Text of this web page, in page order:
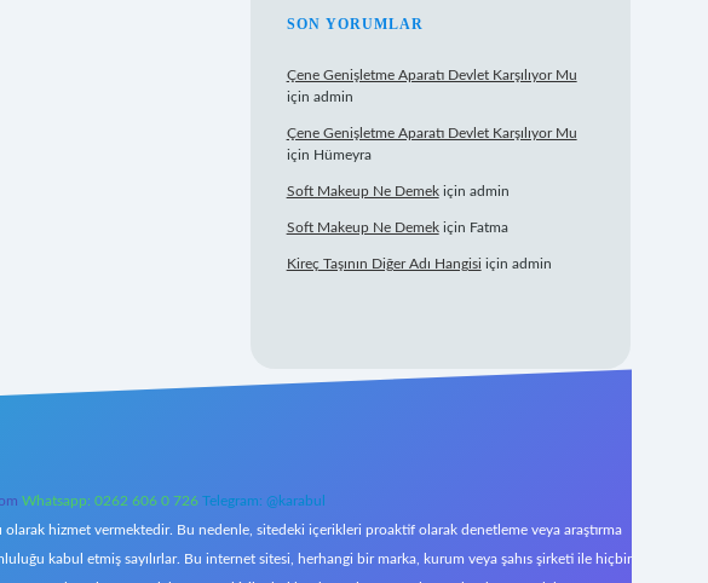
SON YORUMLAR
Çene Genişletme Aparatı Devlet Karşılıyor Mu
için admin
Çene Genişletme Aparatı Devlet Karşılıyor Mu
için Hümeyra
Soft Makeup Ne Demekiçin admin
Soft Makeup Ne Demekiçin Fatma
Kireç Taşının Diğer Adı Hangisi için admin
Whatsapp: 0262 606 0 726 Telegram: @karabul
hizmet vermektedir. Bu nedenle, sitedeki içerikleri proaktif olarak denetleme veya araştırma
kabul etmiş sayılırlar. Bu internet sitesi, herhangi bir marka, kurum veya şahıs şirketi ile hiçbir